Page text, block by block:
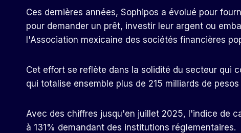
Ces dernières années, Sophipos a évolué pour
pour demander un prêt, investir leur argent ou
l'Association mexicaine des sociétés financières
Cet effort se reflète dans la solidité du secteur qui
qui totalise ensemble plus de 215 milliards de
Avec des chiffres jusqu'en juillet 2025, l'indice de
à 131% demandant des institutions réglementaires.